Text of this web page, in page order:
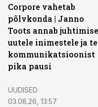
Corpore vahetab
põlvkonda | Janno
Toots annab juhtimise
uutele inimestele ja
kommunikatsioonist
pika pausi
UUDISED
03.08.26, 13:57